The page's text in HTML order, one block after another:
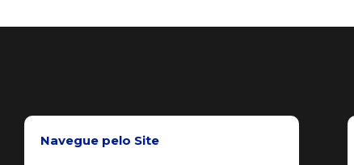
Navegue pelo Site